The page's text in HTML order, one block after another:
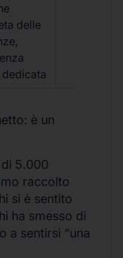
delle
è un
5.000
raccolto
si è sentito
ha smesso di
a sentirsi “una